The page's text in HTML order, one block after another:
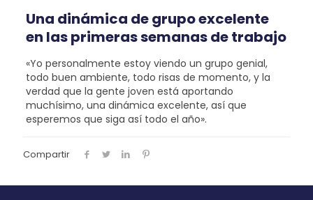
Una dinámica de grupo excelente
en las primeras semanas de trabajo
«Yo personalmente estoy viendo un grupo genial,
todo buen ambiente, todo risas de momento, y la
verdad que la gente joven está aportando
muchísimo, una dinámica excelente, así que
esperemos que siga así todo el año».
Compartir